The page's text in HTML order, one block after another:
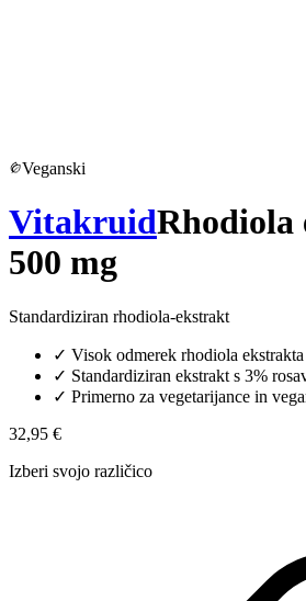
Veganski
VitakruidRhodiola
500 mg
Standardiziran rhodiola-ekstrakt
✓ Visok odmerek rhodiola
✓ Standardiziran ekstrakt s 3%
✓ Primerno za vegetarijance in
32,95 €
Izberi svojo različico